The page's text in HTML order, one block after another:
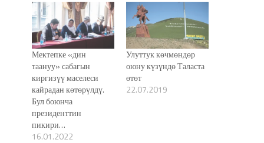
Мектепке «дин
таануу» сабагын
киргизүү маселеси
кайрадан көтөрүлдү.
Бул боюнча
президенттин
пикири…
16.01.2022
Улуттук көчмөндөр
оюну күзүндө Таласта
өтөт
22.07.2019